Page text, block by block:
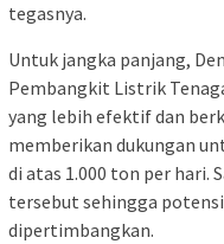
tegasnya.
Untuk jangka panjang,
Pembangkit Listrik
yang lebih efektif dan
memberikan dukungan
di atas 1.000 ton per hari.
tersebut sehingga
dipertimbangkan.